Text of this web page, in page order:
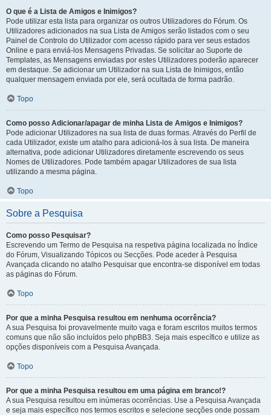
O que é a Lista de Amigos e Inimigos?
Pode utilizar esta lista para organizar os outros Utilizadores do Fórum. Os
Utilizadores adicionados na sua Lista de Amigos serão listados com o seu
Painel de Controlo do Utilizador com acesso rápido para ver seus estados
Online e para enviá-los Mensagens Privadas. Se solicitar ao Suporte de
Templates, as Mensagens enviadas por estes Utilizadores poderão aparecer
em destaque. Se adicionar um Utilizador na sua Lista de Inimigos, então
qualquer mensagem enviada por ele, será ocultada de forma padrão.
Topo
Como posso Adicionar/apagar de minha Lista de Amigos e Inimigos?
Pode adicionar Utilizadores na sua lista de duas formas. Através do Perfil de
cada Utilizador, existe um atalho para adicioná-los à sua lista. De maneira
alternativa, pode adicionar Utilizadores diretamente escrevendo os seus
Nomes de Utilizadores. Pode também apagar Utilizadores de sua lista
utilizando a mesma página.
Topo
Sobre a Pesquisa
Como posso Pesquisar?
Escrevendo um Termo de Pesquisa na respetiva página localizada no Índice
do Fórum, Visualizando Tópicos ou Secções. Pode aceder à Pesquisa
Avançada clicando no atalho Pesquisar que encontra-se disponível em todas
as páginas do Fórum.
Topo
Por que a minha Pesquisa resultou em nenhuma ocorrência?
A sua Pesquisa foi provavelmente muito vaga e foram escritos muitos termos
comuns que não são incluídos pelo phpBB3. Seja mais específico e utilize as
opções disponíveis com a Pesquisa Avançada.
Topo
Por que a minha Pesquisa resultou em uma página em branco!?
A sua Pesquisa resultou em inúmeras ocorrências. Use a Pesquisa Avançada
e seja mais específico nos termos escritos e selecione secções onde possam